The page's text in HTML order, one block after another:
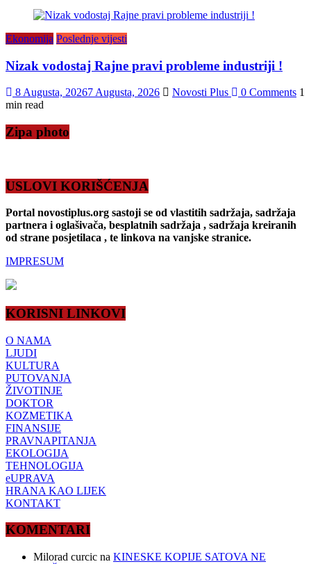
Ekonomija Poslednje vijesti
Nizak vodostaj Rajne pravi probleme industriji !
8 Augusta, 20267 Augusta, 2026 Novosti Plus 0 Comments 1
min read
Zipa photo
USLOVI KORIŠĆENJA
Portal novostiplus.org sastoji se od vlastitih sadržaja, sadržaja
partnera i oglašivača, besplatnih sadržaja , sadržaja kreiranih
od strane posjetilaca , te linkova na vanjske stranice.
IMPRESUM
KORISNI LINKOVI
O NAMA
LJUDI
KULTURA
PUTOVANJA
ŽIVOTINJE
DOKTOR
KOZMETIKA
FINANSIJE
PRAVNAPITANJA
EKOLOGIJA
TEHNOLOGIJA
eUPRAVA
HRANA KAO LIJEK
KONTAKT
KOMENTARI
Milorad curcic na KINESKE KOPIJE SATOVA NE